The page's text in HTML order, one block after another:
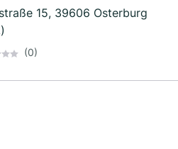
15, 39606 Osterburg
(0)